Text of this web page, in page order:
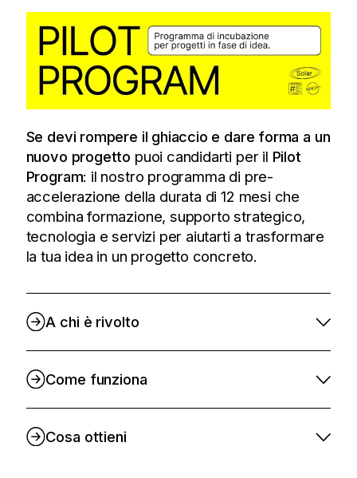
Se devi rompere il ghiaccio e dare forma a un
nuovo progetto puoi candidarti per il Pilot
Program: il nostro programma di pre-
accelerazione della durata di 12 mesi che
combina formazione, supporto strategico,
tecnologia e servizi per aiutarti a trasformare
la tua idea in un progetto concreto.
A chi è rivolto
Come funziona
Cosa ottieni